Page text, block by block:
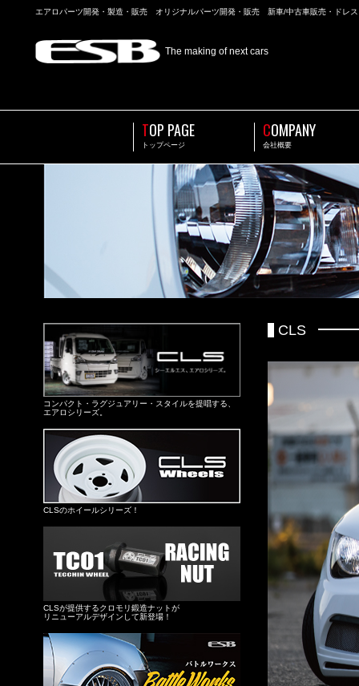
エアロパーツ開発・製造・販売 オリジナルパーツ開発・販売 新車/中古車販売・ドレス
The making of next cars
TOP PAGE
トップページ
COMPANY
会社概要
コンパクト・ラグジュアリー・スタイルを提唱する、
エアロシリーズ。
CLSのホイールシリーズ！
CLSが提供するクロモリ鍛造ナットが
リニューアルデザインして新登場！
CLS